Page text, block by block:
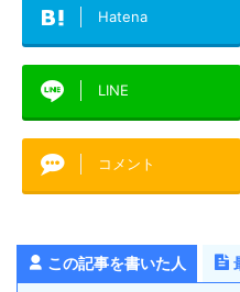
Hatena
LINE
コメント
この記事を書いた人